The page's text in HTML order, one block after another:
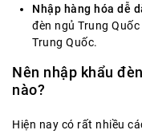
Nhập hàng hóa dễ
đèn ngủ Trung
Trung Quốc.
Nên nhập khẩu
nào?
Hiện nay có rất nhiều